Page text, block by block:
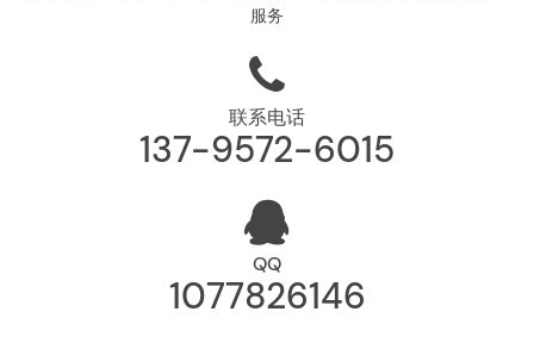
服务
联系电话
137-9572-6015
QQ
1077826146